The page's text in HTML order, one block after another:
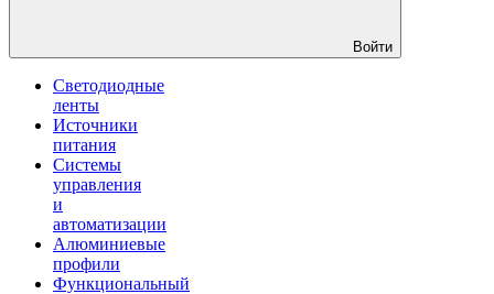
Войти
Светодиодные
ленты
Источники
питания
Системы
управления
и
автоматизации
Алюминиевые
профили
Функциональный